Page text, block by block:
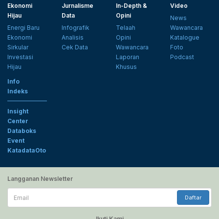
Ekonomi
Hijau
Energi Baru
Ekonomi
Sirkular
Investasi
Hijau
Jurnalisme
Data
Infografik
Analisis
Cek Data
In-Depth &
Opini
Telaah
Opini
Wawancara
Laporan
Khusus
Video
News
Wawancara
Katalogue
Foto
Podcast
Info
Indeks
Insight
Center
Databoks
Event
KatadataOto
Langganan Newsletter
Email
Daftar